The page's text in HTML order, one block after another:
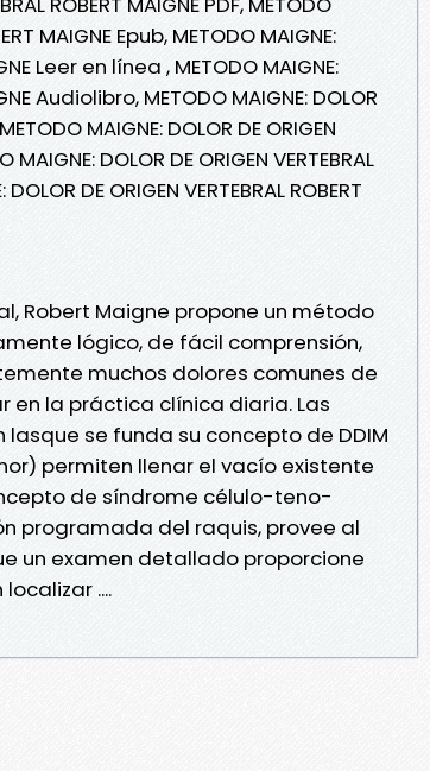
MAIGNE Epub, METODO MAIGNE:
Leer en línea , METODO MAIGNE:
Audiolibro, METODO MAIGNE: DOLOR
MAIGNE: DOLOR DE ORIGEN
DOLOR DE ORIGEN VERTEBRAL
DE ORIGEN VERTEBRAL ROBERT
Robert Maigne propone un método
lógico, de fácil comprensión,
muchos dolores comunes de
en la práctica clínica diaria. Las
se funda su concepto de DDIM
permiten llenar el vacío existente
de síndrome célulo-teno-
programada del raquis, provee al
un examen detallado proporcione
....